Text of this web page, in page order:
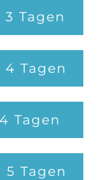
Tagen
Tagen
Tagen
Tagen